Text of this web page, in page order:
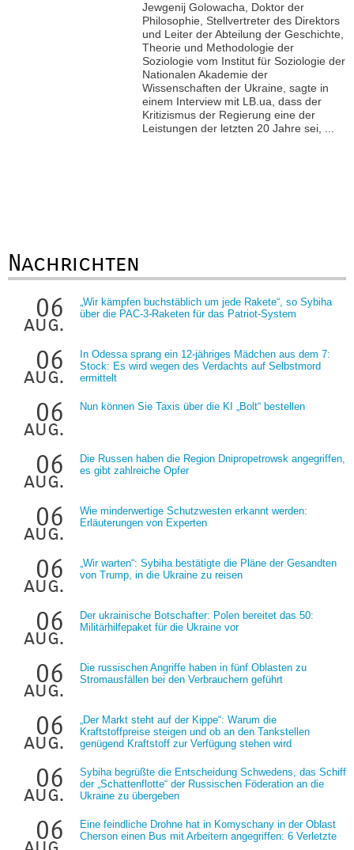
Jewgenij Golowacha, Doktor der
Philosophie, Stellvertreter des Direktors
und Leiter der Abteilung der Geschichte,
Theorie und Methodologie der
Soziologie vom Institut für Soziologie der
Nationalen Akademie der
Wissenschaften der Ukraine, sagte in
einem Interview mit LB.ua, dass der
Kritizismus der Regierung eine der
Leistungen der letzten 20 Jahre sei, ...
Nachrichten
06
aug.
„Wir kämpfen buchstäblich um jede Rakete“, so Sybiha
über die PAC-3-Raketen für das Patriot-System
06
aug.
In Odessa sprang ein 12-jähriges Mädchen aus dem 7:
Stock: Es wird wegen des Verdachts auf Selbstmord
ermittelt
06
aug.
Nun können Sie Taxis über die KI „Bolt“ bestellen
06
aug.
Die Russen haben die Region Dnipropetrowsk angegriffen,
es gibt zahlreiche Opfer
06
aug.
Wie minderwertige Schutzwesten erkannt werden:
Erläuterungen von Experten
06
aug.
„Wir warten“: Sybiha bestätigte die Pläne der Gesandten
von Trump, in die Ukraine zu reisen
06
aug.
Der ukrainische Botschafter: Polen bereitet das 50:
Militärhilfepaket für die Ukraine vor
06
aug.
Die russischen Angriffe haben in fünf Oblasten zu
Stromausfällen bei den Verbrauchern geführt
06
aug.
„Der Markt steht auf der Kippe“: Warum die
Kraftstoffpreise steigen und ob an den Tankstellen
genügend Kraftstoff zur Verfügung stehen wird
06
aug.
Sybiha begrüßte die Entscheidung Schwedens, das Schiff
der „Schattenflotte“ der Russischen Föderation an die
Ukraine zu übergeben
06
Eine feindliche Drohne hat in Komyschany in der Oblast
Cherson einen Bus mit Arbeitern angegriffen: 6 Verletzte